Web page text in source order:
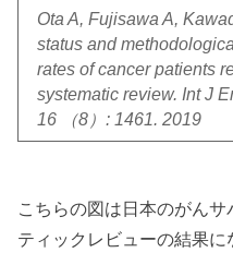
Ota A, Fujisawa A,
status and
rates of cancer patients
systematic review. Int J
16 （8）: 1461. 2019
こちらの図は日本のがん
ティックレビューの結果に